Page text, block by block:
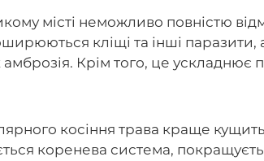
місті неможливо повністю
кліщі та інші паразити,
амброзія. Крім того, це
косіння трава краще
коренева система,